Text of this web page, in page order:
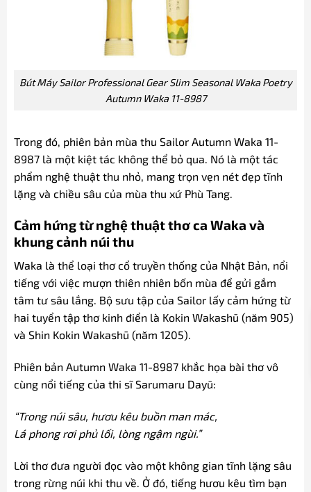
Bút Máy Sailor Professional Gear Slim Seasonal Waka Poetry
Autumn Waka 11-8987
Trong đó, phiên bản mùa thu Sailor Autumn Waka 11-
8987 là một kiệt tác không thể bỏ qua. Nó là một tác
phẩm nghệ thuật thu nhỏ, mang trọn vẹn nét đẹp tĩnh
lặng và chiều sâu của mùa thu xứ Phù Tang.
Cảm hứng từ nghệ thuật thơ ca Waka và
khung cảnh núi thu
Waka là thể loại thơ cổ truyền thống của Nhật Bản, nổi
tiếng với việc mượn thiên nhiên bốn mùa để gửi gắm
tâm tư sâu lắng. Bộ sưu tập của Sailor lấy cảm hứng từ
hai tuyển tập thơ kinh điển là Kokin Wakashū (năm 905)
và Shin Kokin Wakashū (năm 1205).
Phiên bản Autumn Waka 11-8987 khắc họa bài thơ vô
cùng nổi tiếng của thi sĩ Sarumaru Dayū:
“Trong núi sâu, hươu kêu buồn man mác,
Lá phong rơi phủ lối, lòng ngậm ngùi.”
Lời thơ đưa người đọc vào một không gian tĩnh lặng sâu
trong rừng núi khi thu về. Ở đó, tiếng hươu kêu tìm bạn